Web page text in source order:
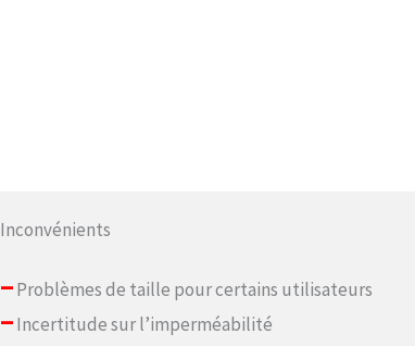
Inconvénients
–Problèmes de taille pour certains utilisateurs
–Incertitude sur l’imperméabilité